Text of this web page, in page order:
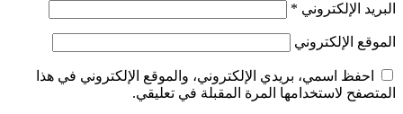
البريد الإلكتروني *
الموقع الإلكتروني
احفظ اسمي، بريدي الإلكتروني، والموقع الإلكتروني في هذا
المتصفح لاستخدامها المرة المقبلة في تعليقي.